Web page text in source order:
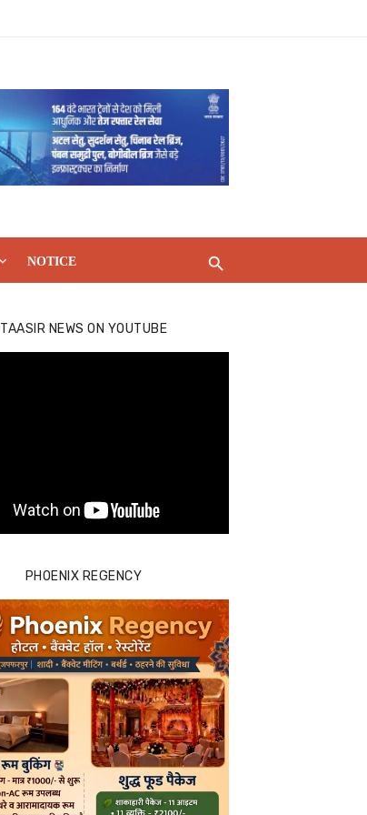
NOTICE
TAASIR NEWS ON YOUTUBE
PHOENIX REGENCY